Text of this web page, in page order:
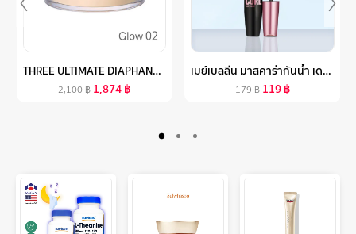
THREE ULTIMATE DIAPHANOUS LOOSE POWDER GLOW 17G ทรี อัลทิเมต ไดพานัส ลูส พาวเดอร์ โกลว์ ผลิตภัณฑ์ ฟินิชชิ่ง พาวเดอร์ ผิวดูฉ่ำวาว
2,100฿ 1,874฿
เมย์เบลลีน มาสคาร่ากันน้ำ เดอะ ไฮเปอร์เคิร์ล 9.2 มล.MAYBELLINE THE HYPERCURL WATERPROOF MASCARA 9.2 ML(เครื่องสำอาง, มาสคาร่า, มาสคาร่ากันน้ำ)
179฿ 119฿